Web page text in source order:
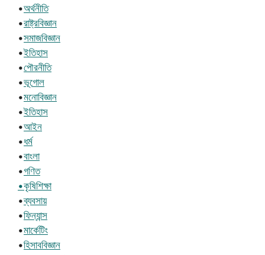
•অর্থনীতি
•রাষ্ট্রবিজ্ঞান
•সমাজবিজ্ঞান
•ইতিহাস
•পৌরনীতি
•ভূগোল
•মনোবিজ্ঞান
•ইতিহাস
•আইন
•ধর্ম
•বাংলা
•গণিত
•কৃষিশিক্ষা
•ব্যবসায়
•ফিন্যান্স
•মার্কেটিং
•হিসাববিজ্ঞান